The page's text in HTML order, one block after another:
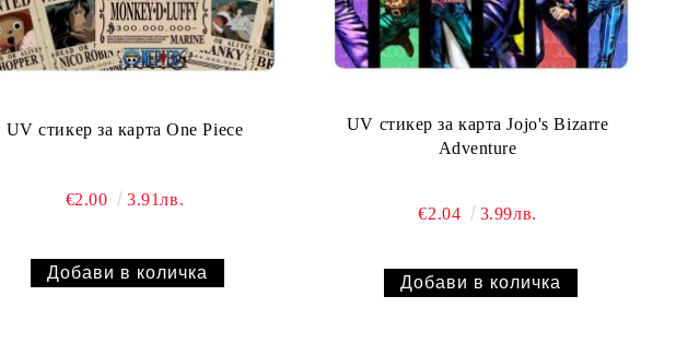
UV стикер за карта One Piece
€2.00 3.91лв.
UV стикер за карта Jojo's Bizarre
Adventure
€2.04 3.99лв.